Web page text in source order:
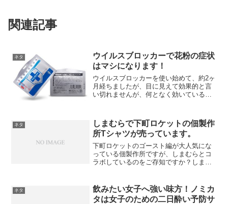
関連記事
ネタ
ウイルスブロッカーで花粉の症状
はマシになります！
ウイルスブロッカーを使い始めて、約2ヶ
月経ちましたが、目に見えて効果的と言
い切れませんが、何となく効いているよ
の効果は、目に見えてわかりませんが、
使い始めて約2ヶ月、効...
ネタ
しまむらで下町ロケットの佃製作
所Tシャツが売っています。
下町ロケットのゴースト編が大人気にな
っている佃製作所ですが、しまむらとコ
ラボしているのをご存知ですか？しまむ
ですがたくさんのデザインが用意されて
います。下町ロケットフ...
ネタ
飲みたい女子へ強い味方！ノミカ
タは女子のための二日酔い予防サ